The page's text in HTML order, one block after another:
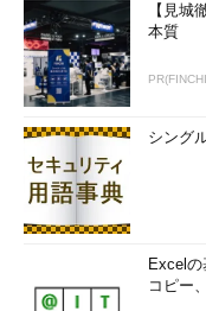
This update will
automatically from
standalone
Windows Update
トールされます。
ッケージを入手す
Webサイトにアク
そのため、お盆を挟ん
【見城
本質
シング
Excelの
コピー